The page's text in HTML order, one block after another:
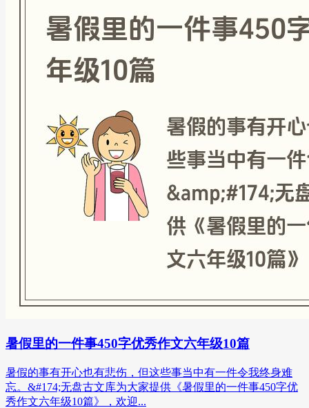
暑假里的一件事450字优秀作文六年级10篇
暑假的事有开心也有悲伤，但这些事当中有一件令我终身难
忘。&#174;无盘古文库为大家提供《暑假里的一件事450字优
秀作文六年级10篇》，欢迎...